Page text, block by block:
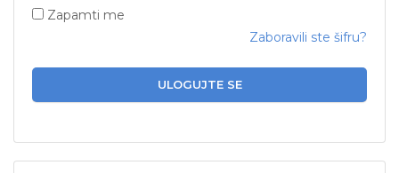
Zapamti me
Zaboravili ste šifru?
ULOGUJTE SE